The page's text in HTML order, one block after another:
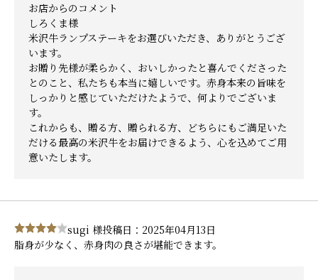
お店からのコメント
しろくま様
米沢牛ランプステーキをお選びいただき、ありがとうござ
います。
お贈り先様が柔らかく、おいしかったと喜んでくださった
とのこと、私たちも本当に嬉しいです。赤身本来の旨味を
しっかりと感じていただけたようで、何よりでございま
す。
これからも、贈る方、贈られる方、どちらにもご満足いた
だける最高の米沢牛をお届けできるよう、心を込めてご用
意いたします。
sugi 様投稿日：2025年04月13日
脂身が少なく、赤身肉の良さが堪能できます。